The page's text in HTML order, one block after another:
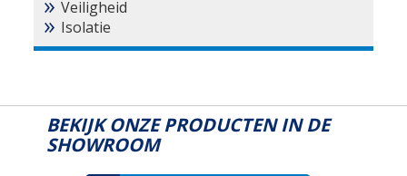
Veiligheid
Isolatie
BEKIJK ONZE PRODUCTEN IN DE
SHOWROOM